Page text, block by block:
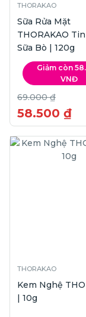
THORAKAO
Sữa Rửa Mặt
THORAKAO
Sữa Bò | 120g
Giảm còn
VNĐ
69.000 ₫
58.500 ₫
THORAKAO
Kem Nghệ
| 10g